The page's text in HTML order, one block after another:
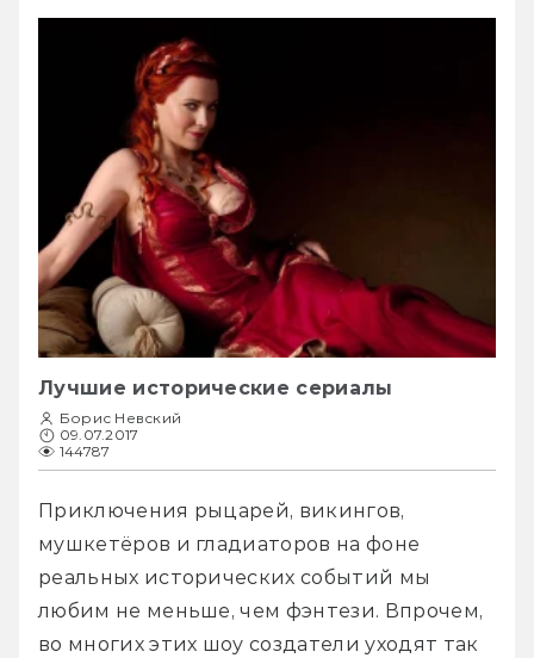
Лучшие исторические сериалы
Борис Невский
09.07.2017
144787
Приключения рыцарей, викингов,
мушкетёров и гладиаторов на фоне
реальных исторических событий мы
любим не меньше, чем фэнтези. Впрочем,
во многих этих шоу создатели уходят так